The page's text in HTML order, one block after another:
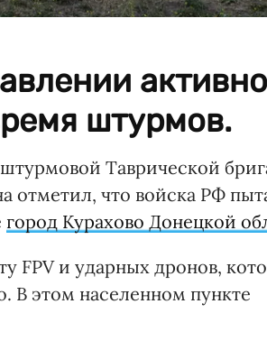
активно
штурмов.
Таврической
отметил, что войска РФ
город Курахово Донецкой
FPV и ударных дронов,
В этом населенном пункте